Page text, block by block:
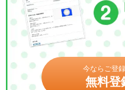
今ならご登
無料登